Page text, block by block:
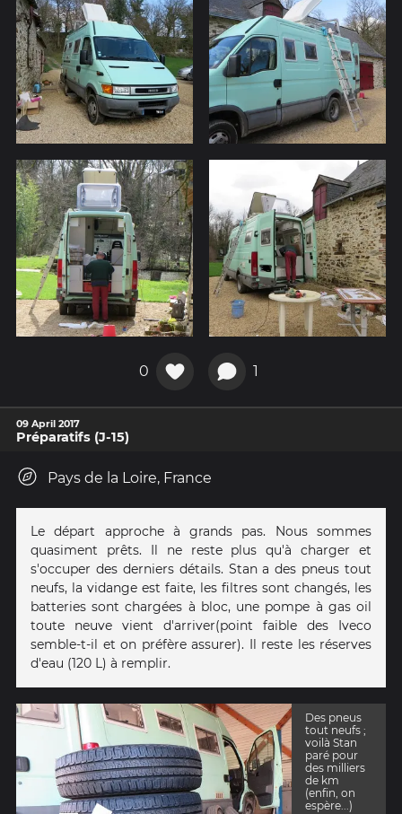
0 1
09 April 2017
Préparatifs (J-15)
Pays de la Loire, France
Le départ approche à grands pas. Nous sommes
quasiment prêts. Il ne reste plus qu'à charger et
s'occuper des derniers détails. Stan a des pneus tout
neufs, la vidange est faite, les filtres sont changés, les
batteries sont chargées à bloc, une pompe à gas oil
toute neuve vient d'arriver(point faible des Iveco
semble-t-il et on préfère assurer). Il reste les réserves
d'eau (120 L) à remplir.
Des pneus
tout neufs ;
voilà Stan
paré pour
des milliers
de km
(enfin, on
espère...)